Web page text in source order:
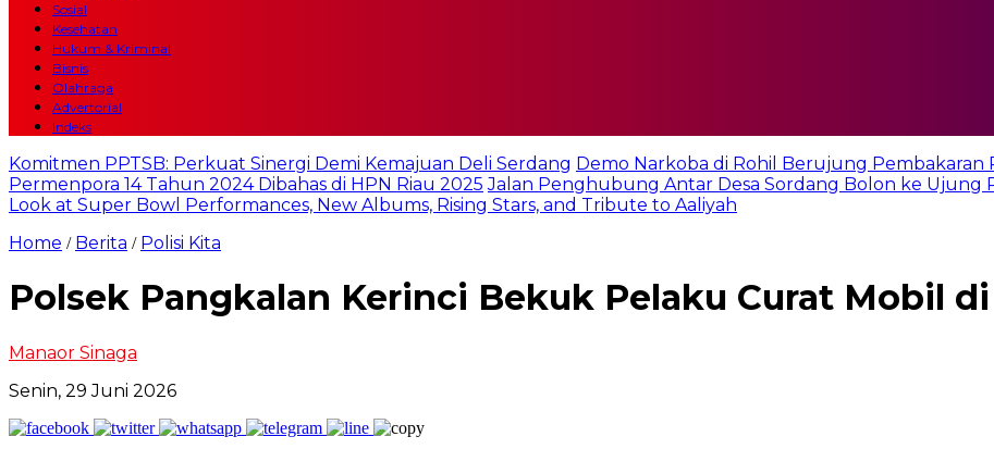
Sosial
Kesehatan
Hukum & Kriminal
Bisnis
Olahraga
Advertorial
Indeks
Komitmen PPTSB: Perkuat Sinergi Demi Kemajuan Deli Serdang Demo Narkoba di Rohil Berujung
Permenpora 14 Tahun 2024 Dibahas di HPN Riau 2025 Jalan Penghubung Antar Desa Sordang Bolon ke Ujung
Look at Super Bowl Performances, New Albums, Rising Stars, and Tribute to Aaliyah
Home / Berita / Polisi Kita
Polsek Pangkalan Kerinci Bekuk Pelaku Curat Mobil di
Manaor Sinaga
Senin, 29 Juni 2026